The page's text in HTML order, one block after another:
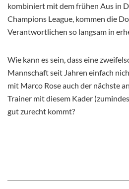
kombiniert mit dem frühen Aus in
Champions League, kommen die
Verantwortlichen so langsam in
Wie kann es sein, dass eine
Mannschaft seit Jahren einfach
mit Marco Rose auch der nächste
Trainer mit diesem Kader
gut zurecht kommt?